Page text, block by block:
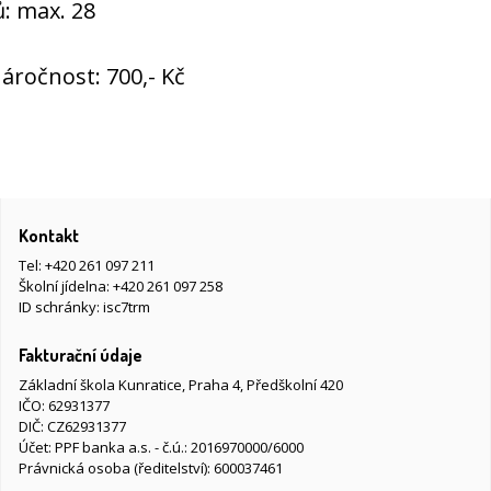
max. 28
700,- Kč
Kontakt
Tel: +420 261 097 211
Školní jídelna: +420 261 097 258
ID schránky: isc7trm
Fakturační údaje
Základní škola Kunratice, Praha 4, Předškolní 420
IČO: 62931377
DIČ: CZ62931377
Účet: PPF banka a.s. - č.ú.: 2016970000/6000
Právnická osoba (ředitelství): 600037461